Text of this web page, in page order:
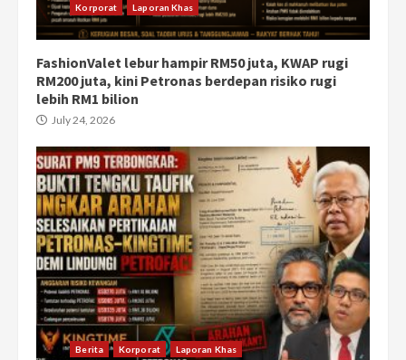
Korporat Laporan Khas
FashionValet lebur hampir RM50 juta, KWAP rugi
RM200 juta, kini Petronas berdepan risiko rugi
lebih RM1 bilion
July 24, 2026
Berita Korporat Laporan Khas